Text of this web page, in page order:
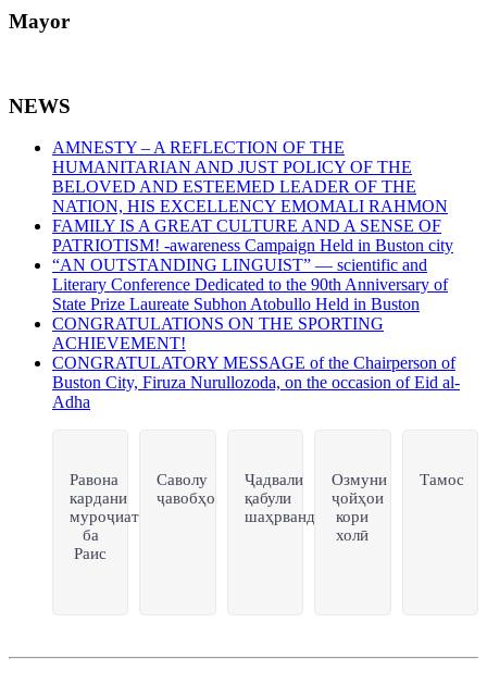
Mayor
NEWS
AMNESTY – A REFLECTION OF THE
HUMANITARIAN AND JUST POLICY OF THE
BELOVED AND ESTEEMED LEADER OF THE
NATION, HIS EXCELLENCY EMOMALI RAHMON
FAMILY IS A GREAT CULTURE AND A SENSE OF
PATRIOTISM! -awareness Campaign Held in Buston city
“AN OUTSTANDING LINGUIST” — scientific and
Literary Conference Dedicated to the 90th Anniversary of
State Prize Laureate Subhon Atobullo Held in Buston
CONGRATULATIONS ON THE SPORTING
ACHIEVEMENT!
CONGRATULATORY MESSAGE of the Chairperson of
Buston City, Firuza Nurullozoda, on the occasion of Eid al-
Adha
Равона
кардани
муроҷиат
ба
Раис
Саволу
ҷавобҳо
Ҷадвали
қабули
шаҳрвандон
Озмуни
ҷойҳои
кори
холӣ
Тамос